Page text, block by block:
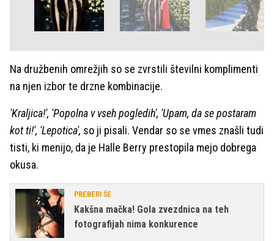
Na družbenih omrežjih so se zvrstili številni komplimenti
na njen izbor te drzne kombinacije.
'Kraljica!', 'Popolna v vseh pogledih', 'Upam, da se postaram
kot ti!', 'Lepotica', so ji pisali. Vendar so se vmes znašli tudi
tisti, ki menijo, da je Halle Berry prestopila mejo dobrega
okusa.
PREBERI ŠE
Kakšna mačka! Gola zvezdnica na teh
fotografijah nima konkurence